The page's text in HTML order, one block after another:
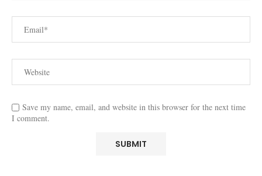
Save my name, email, and website in this browser for the next time
I comment.